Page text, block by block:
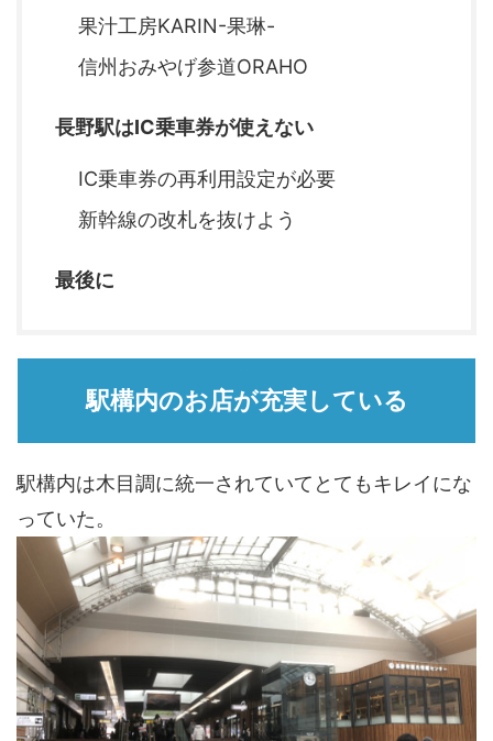
果汁工房KARIN-果琳-
信州おみやげ参道ORAHO
長野駅はIC乗車券が使えない
IC乗車券の再利用設定が必要
新幹線の改札を抜けよう
最後に
駅構内のお店が充実している
駅構内は木目調に統一されていてとてもキレイにな
っていた。